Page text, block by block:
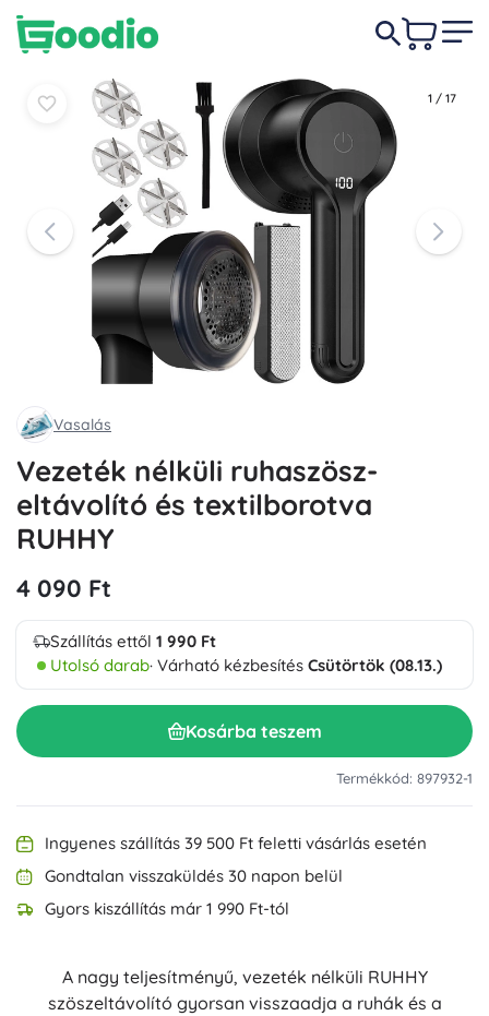
1 / 17
Vasalás
Vezeték nélküli ruhaszösz-
eltávolító és textilborotva
RUHHY
4 090 Ft
Szállítás ettől 1 990 Ft
Utolsó darab· Várható kézbesítés Csütörtök (08.13.)
Kosárba teszem
Termékkód: 897932-1
Ingyenes szállítás 39 500 Ft feletti vásárlás esetén
Gondtalan visszaküldés 30 napon belül
Gyors kiszállítás már 1 990 Ft-tól
A nagy teljesítményű, vezeték nélküli RUHHY
szöszeltávolító gyorsan visszaadja a ruhák és a
4 090 Ft Kosárba